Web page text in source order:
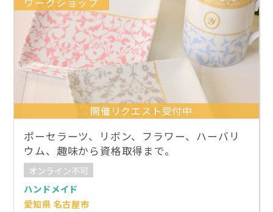
開催リクエスト受付中
ポーセラーツ、リボン、フラワー、ハーバリ
ウム、趣味から資格取得まで。
オンライン不可
ハンドメイド
愛知県 名古屋市